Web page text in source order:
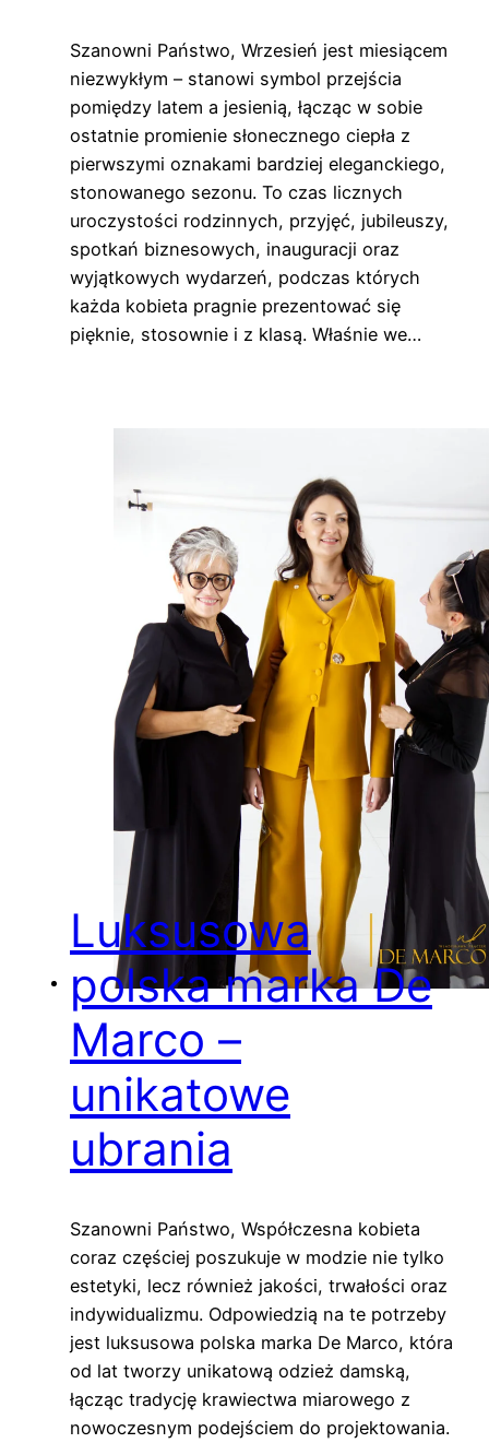
Szanowni Państwo, Wrzesień jest miesiącem
niezwykłym – stanowi symbol przejścia
pomiędzy latem a jesienią, łącząc w sobie
ostatnie promienie słonecznego ciepła z
pierwszymi oznakami bardziej eleganckiego,
stonowanego sezonu. To czas licznych
uroczystości rodzinnych, przyjęć, jubileuszy,
spotkań biznesowych, inauguracji oraz
wyjątkowych wydarzeń, podczas których
każda kobieta pragnie prezentować się
pięknie, stosownie i z klasą. Właśnie we…
Luksusowa
polska marka De
Marco –
unikatowe
ubrania
Szanowni Państwo, Współczesna kobieta
coraz częściej poszukuje w modzie nie tylko
estetyki, lecz również jakości, trwałości oraz
indywidualizmu. Odpowiedzią na te potrzeby
jest luksusowa polska marka De Marco, która
od lat tworzy unikatową odzież damską,
łącząc tradycję krawiectwa miarowego z
nowoczesnym podejściem do projektowania.